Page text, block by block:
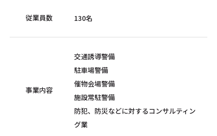
従業員数 130名
事業内容
交通誘導警備
駐車場警備
催物会場警備
施設常駐警備
防犯、防災などに対するコンサルティン
グ業